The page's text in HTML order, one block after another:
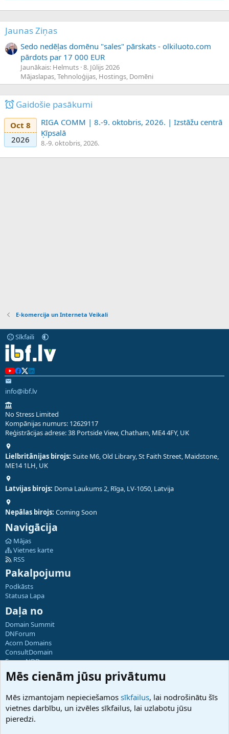
Jaunas Ziņas
Sedo nedēļas domēnu "sales" pārskats - olkiluoto.com
pārdots par 17 000 EUR
Jaunākais: Helmuts 8. Jūlijs 2026
Mājaslapas, Tehnoloģijas, Hostings, Domēni
Gaidošie pasākumi
Oct 8
2026
RIGA COMM | 8.-9. oktobris, 2026. | Izstāžu centrā
Ķīpsalā
8.-9. oktobris, 2026.
E-komercija un Interneta Veikali
Sīkfaili
info@ibf.lv
No Stress Limited
Kompānijas numurs: 12629117
Reģistrācijas adrese: 38 Portside View, Chatham, ME4 4FY, UK
Lielbritānijas birojs: Suite M6, Old Library, St Faith Street, Maidstone,
ME14 1LH, UK
Latvijas birojs: Doma Laukums 2, Rīga, LV-1050, Latvija
Nepālas birojs: Coming Soon
Navigācija
Mājas
Vietnes karte
RSS
Pakalpojumu
Podkāsts
Statusa Lapa
Daļa no
Domain Summit
DNForum
Acorn Domains
ConsultDomain
ForumNDD
Domainforum.ro
27.be
Hostmaria
Atbalsts
Mēs cienām jūsu privātumu
Mēs izmantojam nepieciešamos sīkfailus, lai nodrošinātu šīs
vietnes darbību, un izvēles sīkfailus, lai uzlabotu jūsu
pieredzi.